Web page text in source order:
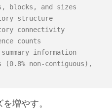
blocks, and sizes
structure
connectivity
counts
information
non-contiguous),
増やす。